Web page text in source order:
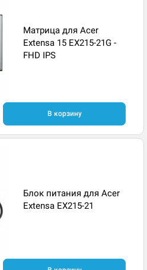
Матрица для Acer
Extensa 15 EX215-21G -
FHD IPS
В корзину
Блок питания для Acer
Extensa EX215-21